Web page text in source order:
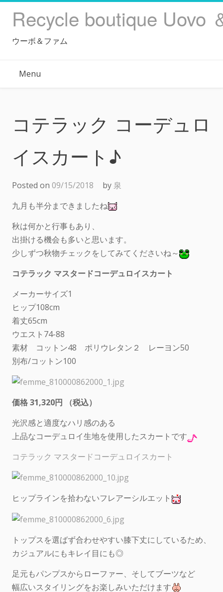
Recycle boutique Uovo
ウーボ＆ファム
Menu
コテラック コーデュロ
イスカート♪
Posted on 09/15/2018 by 泉
九月も半分まできましたね
秋は何かと行事もあり、
出掛ける機会も多いと思います。
少しずつ秋物チェックをしてみてくださいね～
コテラック マスタードコーデュロイスカート
メーカーサイズ1
ヒップ108cm
着丈65cm
ウエスト74-88
素材 コットン48 ポリウレタン２ レーヨン50
別布/コットン100
価格 31,320円 （税込）
光沢感と適度なハリ感のある
上品なコーデュロイ生地を使用したスカートです
コテラック マスタードコーデュロイスカート
ヒップラインを拾わないフレアーシルエット
トップスを選ばず合わせやすい膝下丈にしているため、
カジュアルにもキレイ目にも◎
足元もパンプスからローファー、そしてブーツなど
幅広いスタイリングをお楽しみいただけます